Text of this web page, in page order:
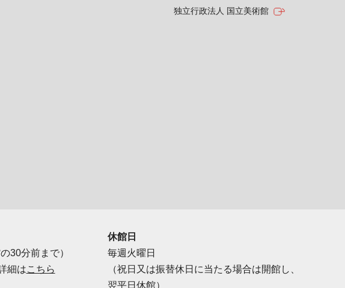
独立行政法人 国立美術館
30分前まで）
細はこちら
休館日
毎週火曜日
（祝日又は振替休日に当たる場合は開館し、
翌平日休館）